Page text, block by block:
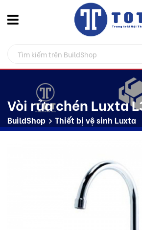
Vòi rửa chén Luxta
BuildShop Thiết bị vệ sinh Luxta